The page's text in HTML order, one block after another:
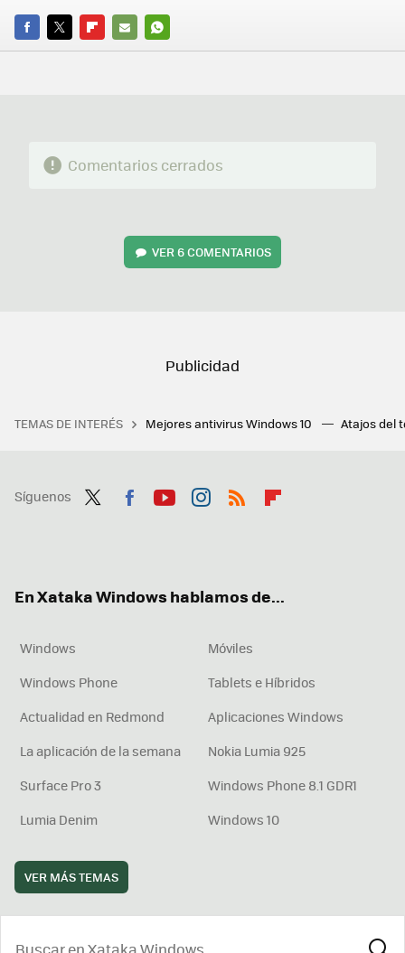
FACEBOOK
TWITTERFLIPBOARD
E-
WHATSAPP
Comentarios cerrados
VER6 COMENTARIOS
TEMAS DE INTERÉS Mejores antivirus Windows 10 Atajos del
Síguenos
En Xataka Windows hablamos de...
Windows
Móviles
Windows Phone
Tablets e Híbridos
Actualidad en Redmond
Aplicaciones Windows
La aplicación de la semana
Nokia Lumia 925
Surface Pro 3
Windows Phone 8.1 GDR1
Lumia Denim
Windows 10
VER MÁS TEMAS